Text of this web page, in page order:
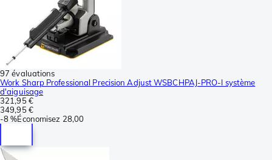
97 évaluations
Work Sharp Professional Precision Adjust WSBCHPAJ-PRO-I système
d'aiguisage
321,95 €
349,95 €
-8 %Économisez 28,00